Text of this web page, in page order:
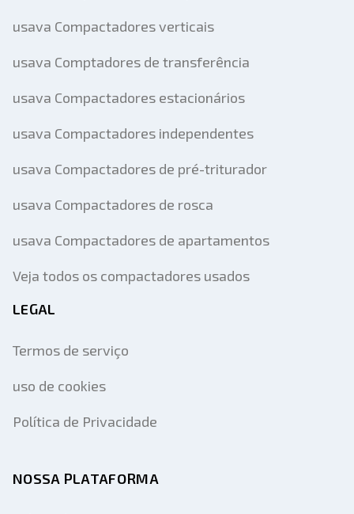
usava Compactadores verticais
usava Comptadores de transferência
usava Compactadores estacionários
usava Compactadores independentes
usava Compactadores de pré-triturador
usava Compactadores de rosca
usava Compactadores de apartamentos
Veja todos os compactadores usados
LEGAL
Termos de serviço
uso de cookies
Política de Privacidade
NOSSA PLATAFORMA